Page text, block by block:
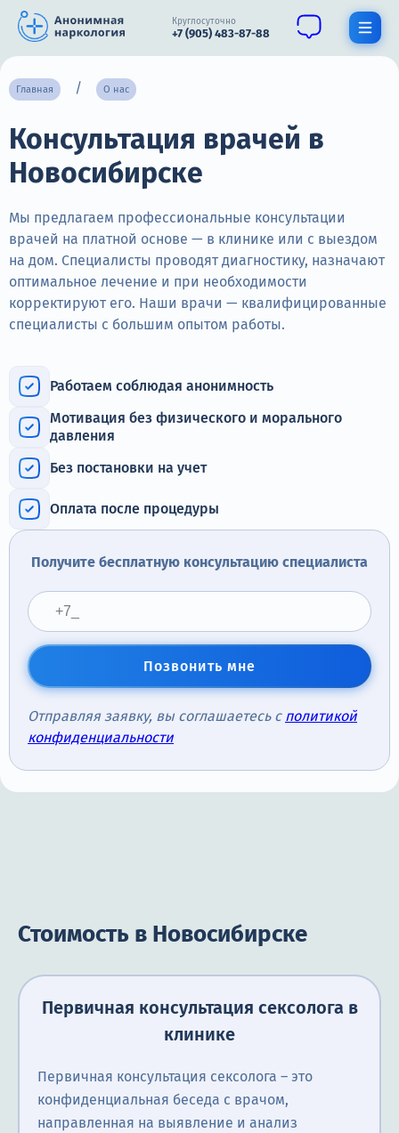
Круглосуточно
+7 (905) 483-87-88
О нас
Наркомания
Нарколог
Стационар
Психиатрия
Контакты
+7 (905) 483-87-88
Адрес call-центра
Новосибирск, Красный проспект, 24
Главная О нас
Консультация врачей в
Новосибирске
Мы предлагаем профессиональные консультации
врачей на платной основе — в клинике или с выездом
на дом. Специалисты проводят диагностику, назначают
оптимальное лечение и при необходимости
корректируют его. Наши врачи — квалифицированные
специалисты с большим опытом работы.
Работаем соблюдая анонимность
Мотивация без физического и морального
давления
Без постановки на учет
Оплата после процедуры
Получите бесплатную консультацию специалиста
Позвонить мне
Отправляя заявку, вы соглашаетесь с политикой
конфиденциальности
Стоимость в Новосибирске
Первичная консультация сексолога в
клинике
Первичная консультация сексолога – это
конфиденциальная беседа с врачом,
направленная на выявление и анализ